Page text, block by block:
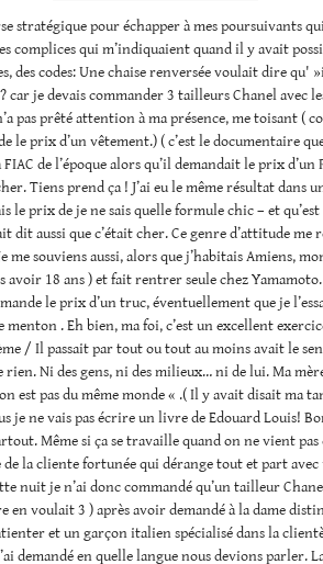
stratégique pour échapper à mes poursuivants
complices qui m’indiquaient quand il y avait
des codes: Une chaise renversée voulait dire qu'
car je devais commander 3 tailleurs Chanel avec
pas prêté attention à ma présence, me toisant (
le prix d’un vêtement.) ( c’est le documentaire
de l’époque alors qu’il demandait le prix d’un
Tiens prend ça ! J’ai eu le même résultat dans
le prix de je ne sais quelle formule chic – et
dit aussi que c’était cher. Ce genre d’attitude
me souviens aussi, alors que j’habitais Amiens,
avoir 18 ans ) et fait rentrer seule chez
le prix d’un truc, éventuellement que je
. Eh bien, ma foi, c’est un excellent
/ Il passait par tout ou tout au moins avait le
Ni des gens, ni des milieux… ni de lui. Ma
est pas du même monde « .( Il y avait disait ma
je ne vais pas écrire un livre de Edouard Louis!
Même si ça se travaille quand on ne vient pas
la cliente fortunée qui dérange tout et part avec
nuit je n’ai donc commandé qu’un tailleur
en voulait 3 ) après avoir demandé à la dame
et un garçon italien spécialisé dans la
demandé en quelle langue nous devions parler.